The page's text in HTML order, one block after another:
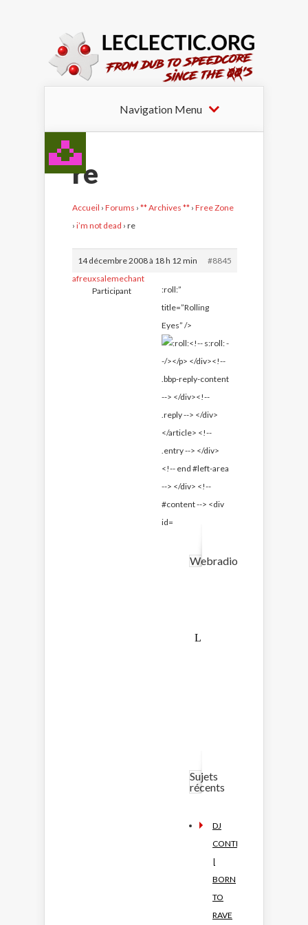
Navigation Menu
re
Accueil › Forums › ** Archives ** › Free Zone
› i’m not dead › re
14 décembre 2008 à 18 h 12 min
#8845
afreuxsalemechant
Participant
:roll:”
title=”Rolling
Eyes” />
Webradio
Sujets
récents
DJ
CONTEST
|
BORN
TO
RAVE